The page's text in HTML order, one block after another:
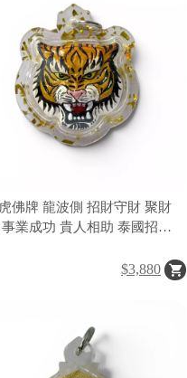
佛牌 龍波側 招財守財 聚財
業成功 貴人相助 泰國招財
$3,880